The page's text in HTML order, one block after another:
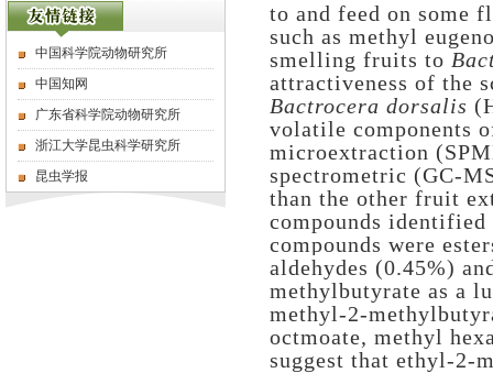
中国科学院动物研究所
中国知网
广东省科学院动物研究所
浙江大学昆虫科学研究所
昆虫学报
to and feed on some
such as methyl
smelling fruits to
attractiveness of the
Bactrocera dorsalis
volatile components
microextraction
spectrometric (GC-
than the other fruit
compounds
compounds were
aldehydes (0.45%)
methylbutyrate as a
methyl-2-
octmoate, methyl
suggest that ethyl-2-